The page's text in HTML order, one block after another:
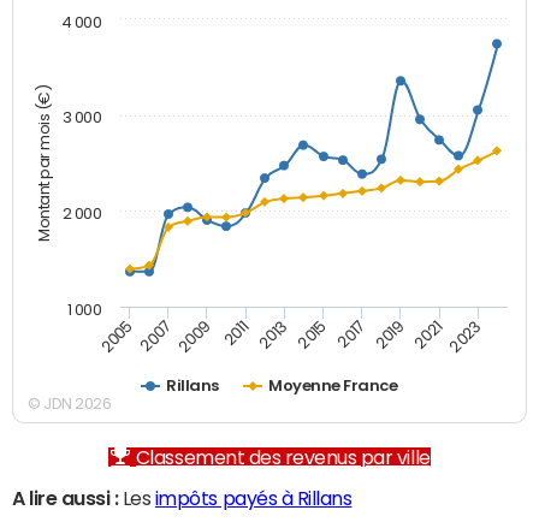
Montant par mois (€)
Rillans Moyenne France
2005 2007 2009 2011 2013 2015 2017 2019 2021 2023
1 000
2 000
3 000
4 000
© JDN 2026
Classement des revenus par ville
A lire aussi :Les impôts payés à Rillans